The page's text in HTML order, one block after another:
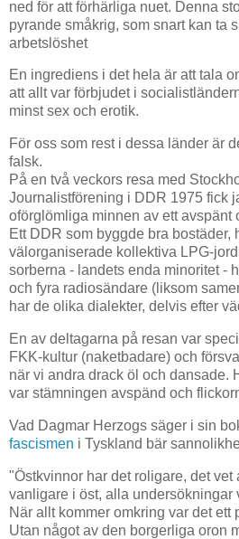
ned för att förhärliga nuet. Denna
pyrande småkrig, som snart kan ta
arbetslöshet
En ingrediens i det hela är att tala
att allt var förbjudet i
minst sex och erotik.
För oss som rest i dessa länder är
falsk.
På en två veckors resa med
Journalistförening i DDR 1975 fick
oförglömliga minnen av ett avspänt
Ett DDR som byggde bra bostäder,
välorganiserade kollektiva LPG-
sorberna - landets enda minoritet -
och fyra radiosändare (liksom
har de olika dialekter, delvis efter
En av deltagarna på resan var
FKK-kultur (naketbadare) och
när vi andra drack öl och dansade.
var stämningen avspänd och
Vad Dagmar Herzogs säger i sin
fascismen i Tyskland bär
"Östkvinnor har det roligare, det vet
vanligare i öst, alla undersökningar
När allt kommer omkring var det ett
Utan något av den borgerliga oron